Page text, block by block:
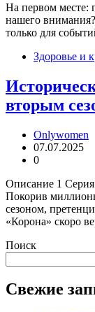
На первом месте:
нашего
только для
Здоровье и
вторым
Onlywomen
07.07.2025
0
Описание 1
Покорив
сезоном,
«Корона» скоро
Поиск
Свежие